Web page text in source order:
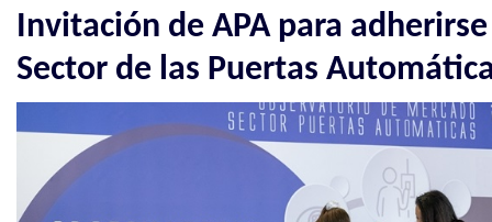
Invitación de APA para
Sector de las Puertas